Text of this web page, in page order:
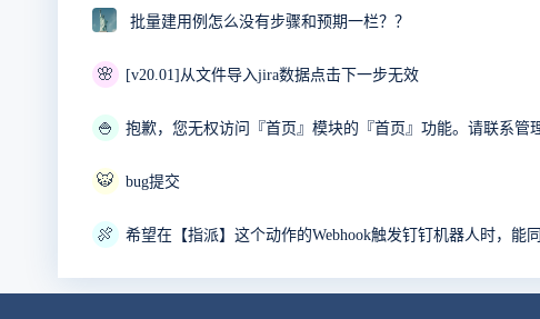
批量建用例怎么没有步骤和预期一栏？？
🌸 [v20.01]从文件导入jira数据点击下一步无效
🍚
🐯 bug提交
🍖 希望在【指派】这个动作的Webhook触发钉钉机器人时，能